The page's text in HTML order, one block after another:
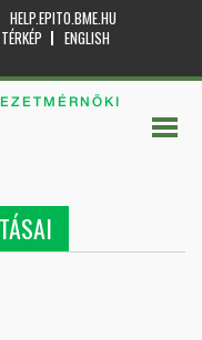
HELP.EPITO.BME.HU
TÉRKÉP
ENGLISH